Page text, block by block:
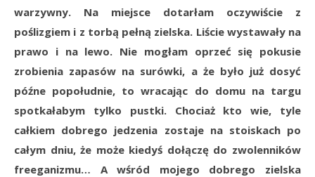
warzywny. Na miejsce dotarłam oczywiście z
poślizgiem i z torbą pełną zielska. Liście wystawały na
prawo i na lewo. Nie mogłam oprzeć się pokusie
zrobienia zapasów na surówki, a że było już dosyć
późne popołudnie, to wracając do domu na targu
spotkałabym tylko pustki. Chociaż kto wie, tyle
całkiem dobrego jedzenia zostaje na stoiskach po
całym dniu, że może kiedyś dołączę do zwolenników
freeganizmu… A wśród mojego dobrego zielska